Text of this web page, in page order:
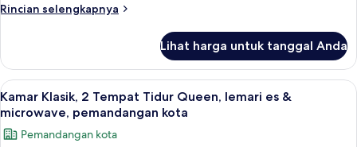
lemari
microwave,
pemandangan
kota
Rincian selengkapnya
Rincian
Kamar
Klasik,
1
Tempat
Queen,
Lihat harga untuk tanggal Anda
Lihat
semua
foto
untuk
Kamar Klasik, 2 Tempat Tidur
5
Kamar Klasik, 2 Tempat Tidur Queen, lemari es &
microwave, pemandangan kota
Pemandangan kota